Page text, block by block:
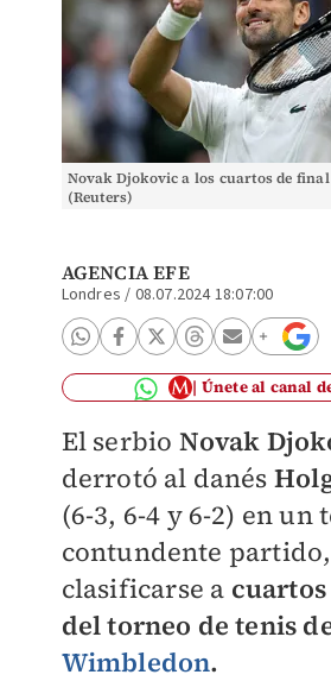
Novak Djokovic a los cuartos de
(Reuters)
AGENCIA EFE
Londres / 08.07.2024 18:07:00
Únete al canal
El serbio Novak
derrotó al danés
(6-3, 6-4 y 6-2) en un
contundente
clasificarse a
del torneo de tenis
Wimbledon.